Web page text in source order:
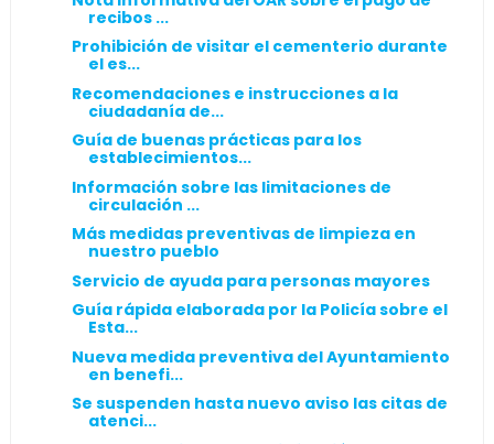
recibos ...
Prohibición de visitar el cementerio durante
el es...
Recomendaciones e instrucciones a la
ciudadanía de...
Guía de buenas prácticas para los
establecimientos...
Información sobre las limitaciones de
circulación ...
Más medidas preventivas de limpieza en
nuestro pueblo
Servicio de ayuda para personas mayores
Guía rápida elaborada por la Policía sobre el
Esta...
Nueva medida preventiva del Ayuntamiento
en benefi...
Se suspenden hasta nuevo aviso las citas de
atenci...